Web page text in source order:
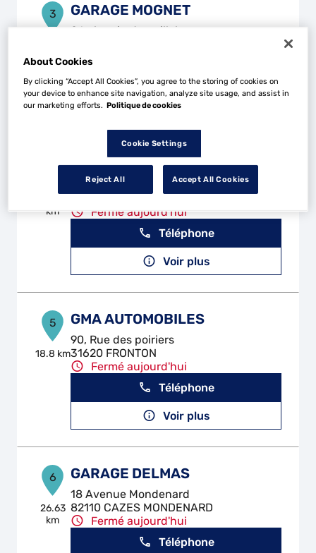
3
km
GARAGE MOGNET
86 chemin de guillabeau
Fermé actuellement
Téléphone
Voir plus
km
MECA SERVICES PLUS 82
ZA des Palanques
82170 BESSENS
Fermé aujourd'hui
Téléphone
Voir plus
5
18.8 km
GMA AUTOMOBILES
90, Rue des poiriers
31620 FRONTON
Fermé aujourd'hui
Téléphone
Voir plus
6
26.63
km
GARAGE DELMAS
18 Avenue Mondenard
82110 CAZES MONDENARD
Fermé aujourd'hui
Téléphone
About Cookies
By clicking “Accept All Cookies”, you agree to the storing of cookies on
your device to enhance site navigation, analyze site usage, and assist in
our marketing efforts. Politique de cookies
Cookie Settings
Reject All Accept All Cookies